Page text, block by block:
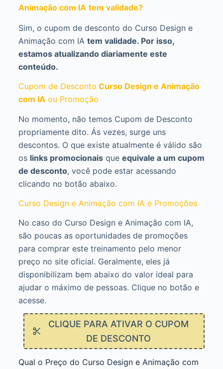
Animação com IA tem validade?
Sim, o cupom de desconto do Curso Design e
Animação com IA tem validade. Por isso,
estamos atualizando diariamente este
conteúdo.
Cupom de Desconto Curso Design e Animação
com IA ou Promoção
No momento, não temos Cupom de Desconto
propriamente dito. Ás vezes, surge uns
descontos. O que existe atualmente é válido são
os links promocionaisque equivale a um cupom
de desconto, você pode estar acessando
clicando no botão abaixo.
Curso Design e Animação com IA e Promoções
No caso do Curso Design e Animação com IA,
são poucas as oportunidades de promoções
para comprar este treinamento pelo menor
preço no site oficial. Geralmente, eles já
disponibilizam bem abaixo do valor ideal para
ajudar o máximo de pessoas. Clique no botão e
acesse.
CLIQUE PARA ATIVAR O CUPOM
DE DESCONTO
Qual o Preço do Curso Design e Animação com